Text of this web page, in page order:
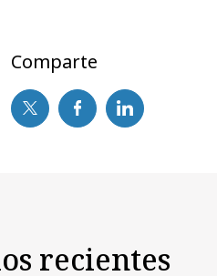
Comparte
recientes